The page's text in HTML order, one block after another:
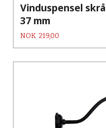
Vinduspensel
37 mm
Pris
NOK 219,00